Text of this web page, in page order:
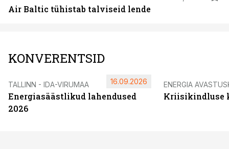
Air Baltic tühistab talviseid lende
KONVERENTSID
TALLINN - IDA-VIRUMAA
Energiasäästlikud lahendused
2026
16.09.2026 ENERGIA
Kriisikindluse